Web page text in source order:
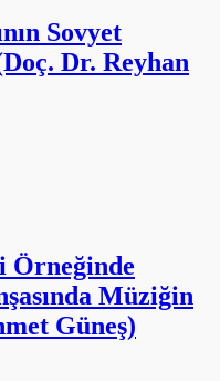
Sovyet
Dr. Reyhan
Örneğinde
Müziğin
Güneş)